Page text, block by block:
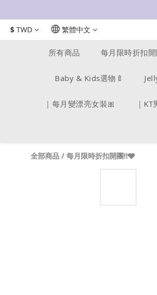
$ TWD 繁體中文
所有商品 每月限時折扣
Baby & Kids選物🍼
｜每月變漂亮女裝🎀 ｜
全部商品 / 每月限時折扣開團!!🩶